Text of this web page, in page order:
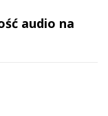
audio na